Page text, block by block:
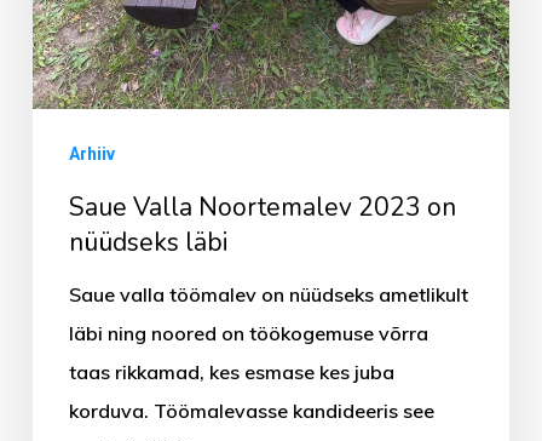
Arhiiv
Saue Valla Noortemalev 2023 on
nüüdseks läbi
Saue valla töömalev on nüüdseks ametlikult
läbi ning noored on töökogemuse võrra
taas rikkamad, kes esmase kes juba
korduva. Töömalevasse kandideeris see